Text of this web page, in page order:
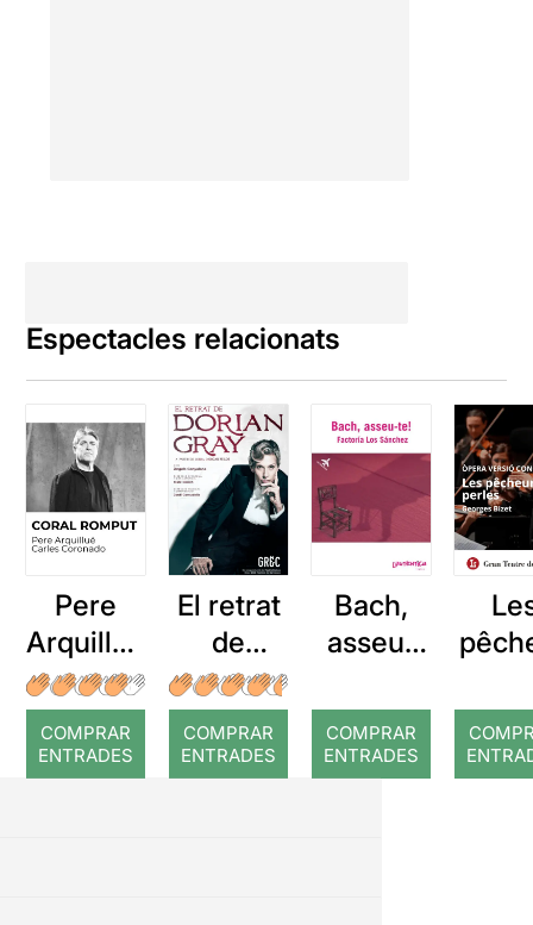
Espectacles relacionats
Pere
Arquillué
: Coral
romput
COMPRAR
ENTRADES
El retrat
de
Dorian
Gray
COMPRAR
ENTRADES
Bach,
asseu-
COMPRAR
ENTRADES